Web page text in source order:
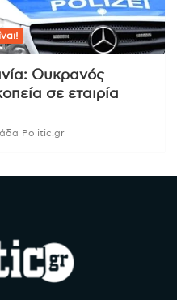
Ουκρανός
σε εταιρία
Politic.gr